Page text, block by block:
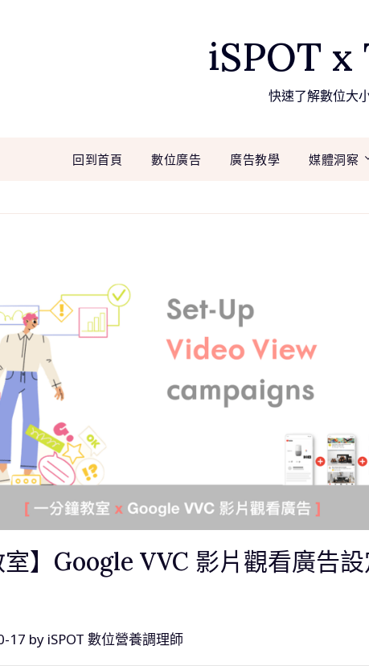
iSPOT x
快速了解數位大
回到首頁 數位廣告 廣告教學 媒體洞察
室】Google VVC 影片觀看廣告
17 by iSPOT 數位營養調理師